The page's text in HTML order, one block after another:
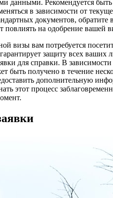
данными. Рекомендуется
в зависимости от
документов,
повлиять на одобрение вашей
визы вам потребуется
защиту всех
для справки. В зависимости
быть получено в течение
дополнительную
этот процесс